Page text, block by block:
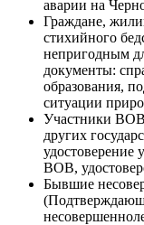
аварии на
Граждане,
стихийного
непригодным
документы:
образования,
ситуации
Участники ВОВ
других
удостоверение
ВОВ,
Бывшие